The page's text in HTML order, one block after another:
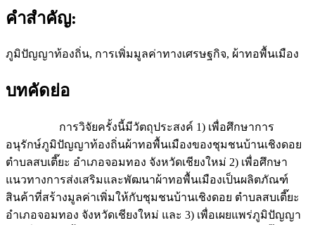
คำสำคัญ:
ภูมิปัญญาท้องถิ่น, การเพิ่มมูลค่าทางเศรษฐกิจ, ผ้าทอพื้นเมือง
บทคัดย่อ
การวิจัยครั้งนี้มีวัตถุประสงค์ 1) เพื่อศึกษาการ
อนุรักษ์ภูมิปัญญาท้องถิ่นผ้าทอพื้นเมืองของชุมชนบ้านเชิงดอย
ตำบลสบเตี๊ยะ อำเภอจอมทอง จังหวัดเชียงใหม่ 2) เพื่อศึกษา
แนวทางการส่งเสริมและพัฒนาผ้าทอพื้นเมืองเป็นผลิตภัณฑ์
สินค้าที่สร้างมูลค่าเพิ่มให้กับชุมชนบ้านเชิงดอย ตำบลสบเตี๊ยะ
อำเภอจอมทอง จังหวัดเชียงใหม่ และ 3) เพื่อเผยแพร่ภูมิปัญญา